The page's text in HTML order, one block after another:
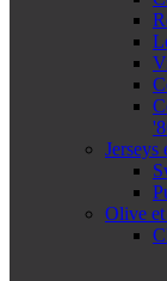
Jerseys
Olive